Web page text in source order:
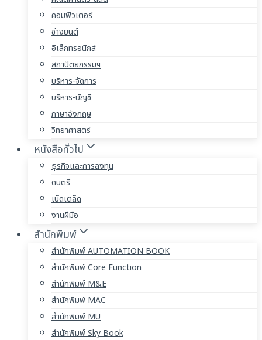
คอมพิวเตอร์
ช่างยนต์
อิเล็กทรอนิกส์
สถาปัตยกรรมฯ
บริหาร-จัดการ
บริหาร-บัญชี
ภาษาอังกฤษ
วิทยาศาสตร์
หนังสือทั่วไป
ธุรกิจและการลงทุน
ดนตรี
เบ็ดเตล็ด
งานฝีมือ
สำนักพิมพ์
สำนักพิมพ์ AUTOMATION BOOK
สำนักพิมพ์ Core Function
สำนักพิมพ์ M&E
สำนักพิมพ์ MAC
สำนักพิมพ์ MU
สำนักพิมพ์ Sky Book